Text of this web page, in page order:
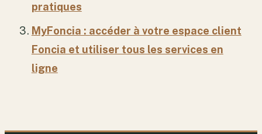
pratiques
MyFoncia : accéder à votre espace client
Foncia et utiliser tous les services en
ligne